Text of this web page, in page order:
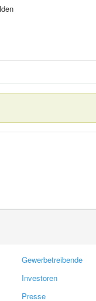
Gewerbetreibende
Investoren
Presse